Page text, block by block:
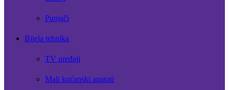
Punjači
Bijela tehnika
TV uređaji
Mali kućanski aparati